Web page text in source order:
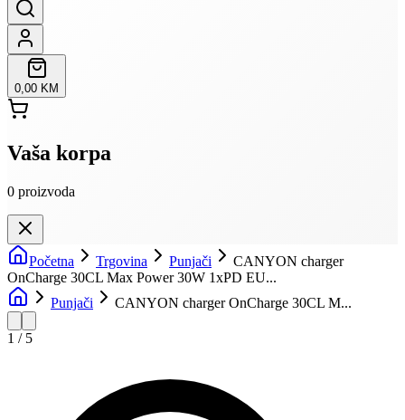
0,00 KM
Vaša korpa
0 proizvoda
Početna Trgovina Punjači
CANYON charger
OnCharge 30CL Max Power 30W 1xPD EU...
Punjači
CANYON charger OnCharge 30CL M...
1 / 5